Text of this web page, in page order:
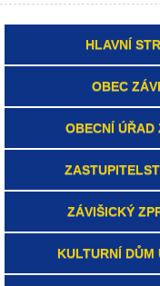
HLAVNÍ
OBEC
OBECNÍ ÚŘAD
ZÁVIŠICKÝ
KULTURNÍ DŮM